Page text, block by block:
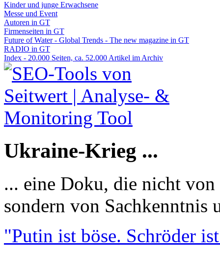
Kinder und junge Erwachsene
Messe und Event
Autoren in GT
Firmenseiten in GT
Future of Water - Global Trends - The new magazine in GT
RADIO in GT
Index - 20.000 Seiten, ca. 52.000 Artikel im Archiv
Ukraine-Krieg ...
... eine Doku, die nicht
sondern von Sachkenntnis
"Putin ist böse. Schröder